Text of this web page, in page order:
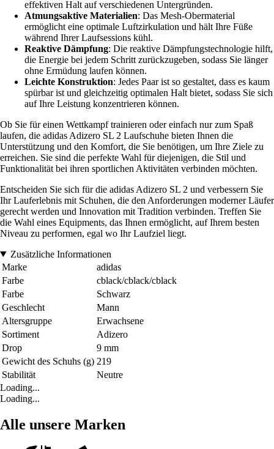
effektiven Halt auf verschiedenen Untergründen.
Atmungsaktive Materialien: Das Mesh-Obermaterial
ermöglicht eine optimale Luftzirkulation und hält Ihre Füße
während Ihrer Laufsessions kühl.
Reaktive Dämpfung: Die reaktive Dämpfungstechnologie hilft,
die Energie bei jedem Schritt zurückzugeben, sodass Sie länger
ohne Ermüdung laufen können.
Leichte Konstruktion: Jedes Paar ist so gestaltet, dass es kaum
spürbar ist und gleichzeitig optimalen Halt bietet, sodass Sie sich
auf Ihre Leistung konzentrieren können.
Ob Sie für einen Wettkampf trainieren oder einfach nur zum Spaß
laufen, die adidas Adizero SL 2 Laufschuhe bieten Ihnen die
Unterstützung und den Komfort, die Sie benötigen, um Ihre Ziele zu
erreichen. Sie sind die perfekte Wahl für diejenigen, die Stil und
Funktionalität bei ihren sportlichen Aktivitäten verbinden möchten.
Entscheiden Sie sich für die adidas Adizero SL 2 und verbessern Sie
Ihr Lauferlebnis mit Schuhen, die den Anforderungen moderner Läufer
gerecht werden und Innovation mit Tradition verbinden. Treffen Sie
die Wahl eines Equipments, das Ihnen ermöglicht, auf Ihrem besten
Niveau zu performen, egal wo Ihr Laufziel liegt.
Zusätzliche Informationen
Marke
adidas
Farbe
cblack/cblack/cblack
Farbe
Schwarz
Geschlecht
Mann
Altersgruppe
Erwachsene
Sortiment
Adizero
Drop
9 mm
Gewicht des Schuhs (g) 219
Stabilität
Neutre
Loading...
Loading...
Alle unsere Marken